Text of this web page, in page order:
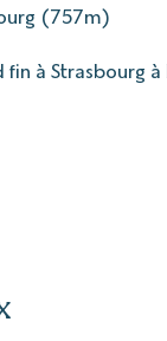
(757m)
à Strasbourg à